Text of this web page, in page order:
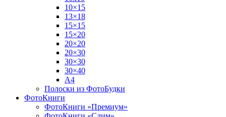
10×15
13×18
15×15
15×20
20×20
20×30
30×30
30×40
A4
Полоски из ФотоБудки
ФотоКниги
ФотоКниги «Премиум»